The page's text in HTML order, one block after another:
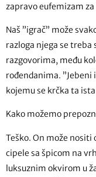
zapravo eufemizam
Naš ”igrač” može
razloga njega se
razgovorima, među
rođendanima. ”Jebeni
kojemu se krčka ta
Kako možemo
Teško. On može
cipele sa špicom na
luksuznim okvirom u